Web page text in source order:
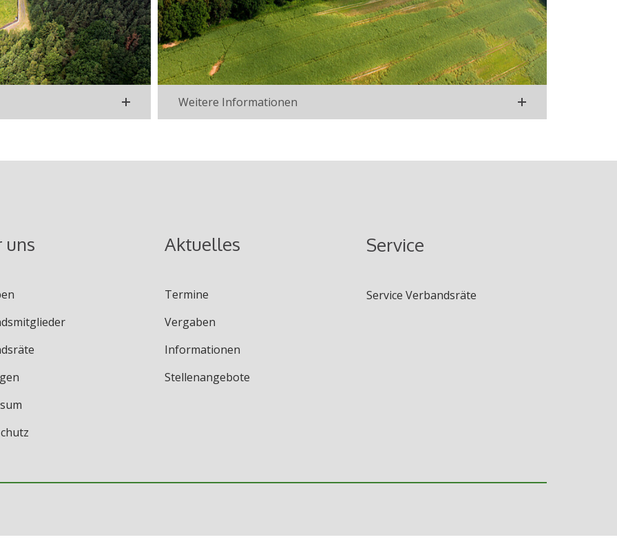
Weitere Informationen
uns Aktuelles
Termine
Vergaben
Informationen
Stellenangebote
Service
Service Verbandsräte